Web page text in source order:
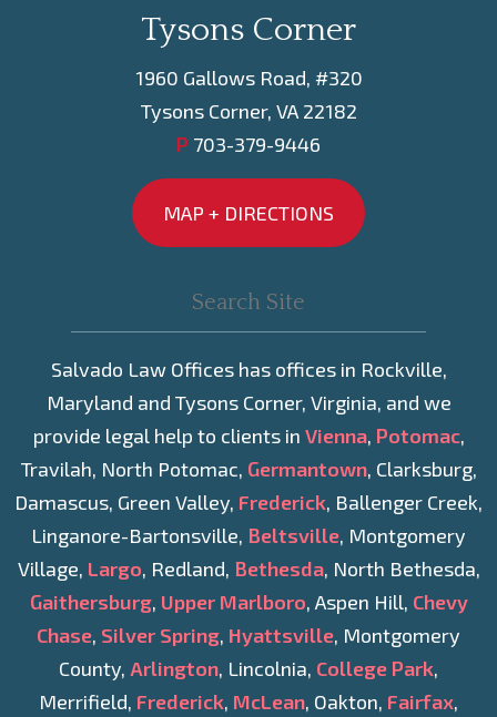
Tysons Corner
1960 Gallows Road, #320
Tysons Corner, VA 22182
P 703-379-9446
MAP + DIRECTIONS
Salvado Law Offices has offices in Rockville,
Maryland and Tysons Corner, Virginia, and we
provide legal help to clients in Vienna, Potomac,
Travilah, North Potomac, Germantown, Clarksburg,
Damascus, Green Valley, Frederick, Ballenger Creek,
Linganore-Bartonsville, Beltsville, Montgomery
Village, Largo, Redland, Bethesda, North Bethesda,
Gaithersburg, Upper Marlboro, Aspen Hill, Chevy
Chase, Silver Spring, Hyattsville, Montgomery
County, Arlington, Lincolnia, College Park,
Merrifield, Frederick, McLean, Oakton, Fairfax,